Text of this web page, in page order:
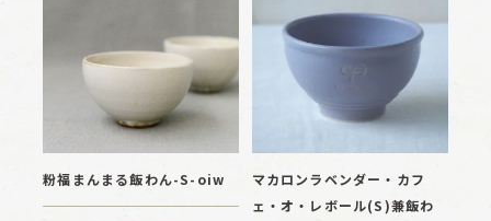
粉福まんまる飯わん-S-oiw
マカロンラベンダー・カフ
ェ・オ・レボール(S)兼飯わ